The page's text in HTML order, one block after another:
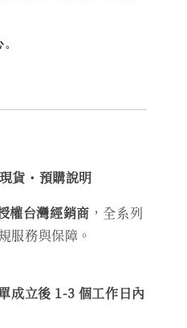
貨・預購說明
權台灣經銷商 ，全系列
服務與保障。
成立後 1-3 個工作日內